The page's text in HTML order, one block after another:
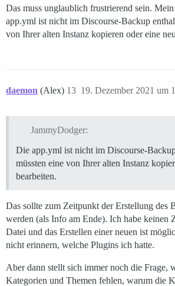
Das muss unglaublich frustrierend sein.
app.yml ist nicht im Discourse-Backup
von Ihrer alten Instanz kopieren oder eine
daemon (Alex) 19. Dezember 2021 um
13
JammyDodger:
Die app.yml ist nicht im Discourse-
müssten eine von Ihrer alten Instanz
bearbeiten.
Das sollte zum Zeitpunkt der Erstellung des
werden (als Info am Ende). Ich habe keinen
Datei und das Erstellen einer neuen ist
nicht erinnern, welche Plugins ich hatte.
Aber dann stellt sich immer noch die Frage,
Kategorien und Themen fehlen, warum die